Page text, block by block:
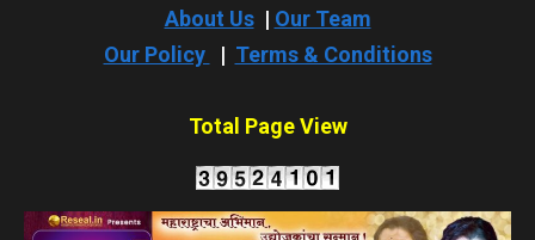
About Us| Our Team
Our Policy
| Terms & Conditions
Total Page View